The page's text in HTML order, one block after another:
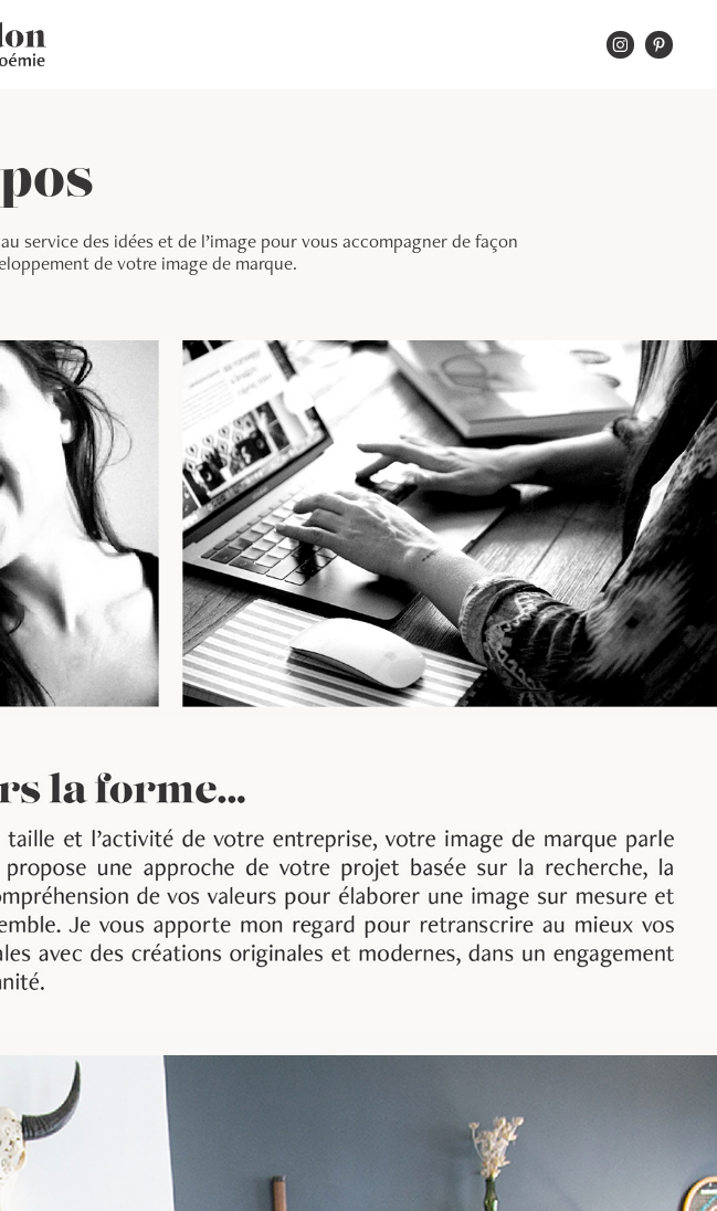
service des idées et de l’image pour vous accompagner de façon
de votre image de marque.